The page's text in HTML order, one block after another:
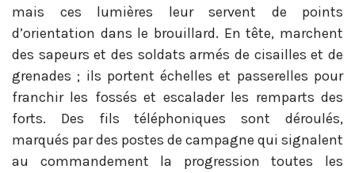
mais ces lumières leur servent de points
d’orientation dans le brouillard. En tête, marchent
des sapeurs et des soldats armés de cisailles et de
grenades ; ils portent échelles et passerelles pour
franchir les fossés et escalader les remparts des
forts. Des fils téléphoniques sont déroulés,
marqués par des postes de campagne qui signalent
au commandement la progression toutes les